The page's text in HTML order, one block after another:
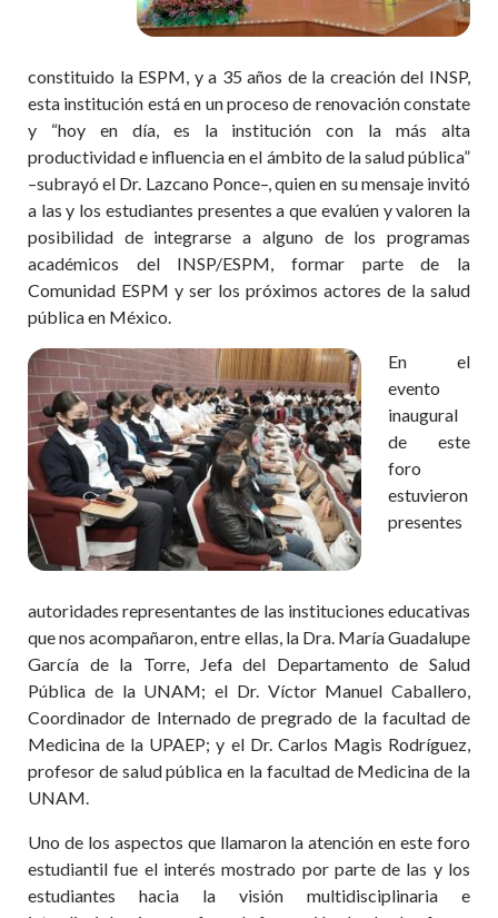
constituido la ESPM, y a 35 años de la creación del INSP,
esta institución está en un proceso de renovación constate
y “hoy en día, es la institución con la más alta
productividad e influencia en el ámbito de la salud pública”
–subrayó el Dr. Lazcano Ponce–, quien en su mensaje invitó
a las y los estudiantes presentes a que evalúen y valoren la
posibilidad de integrarse a alguno de los programas
académicos del INSP/ESPM, formar parte de la
Comunidad ESPM y ser los próximos actores de la salud
pública en México.
En el
evento
inaugural
de este
foro
estuvieron
presentes
autoridades representantes de las instituciones educativas
que nos acompañaron, entre ellas, la Dra. María Guadalupe
García de la Torre, Jefa del Departamento de Salud
Pública de la UNAM; el Dr. Víctor Manuel Caballero,
Coordinador de Internado de pregrado de la facultad de
Medicina de la UPAEP; y el Dr. Carlos Magis Rodríguez,
profesor de salud pública en la facultad de Medicina de la
UNAM.
Uno de los aspectos que llamaron la atención en este foro
estudiantil fue el interés mostrado por parte de las y los
estudiantes hacia la visión multidisciplinaria e